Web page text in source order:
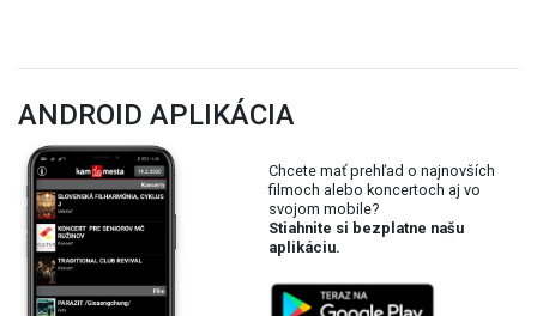
ANDROID APLIKÁCIA
Chcete mať prehľad o najnovších
filmoch alebo koncertoch aj vo
svojom mobile?
Stiahnite si bezplatne našu
aplikáciu.